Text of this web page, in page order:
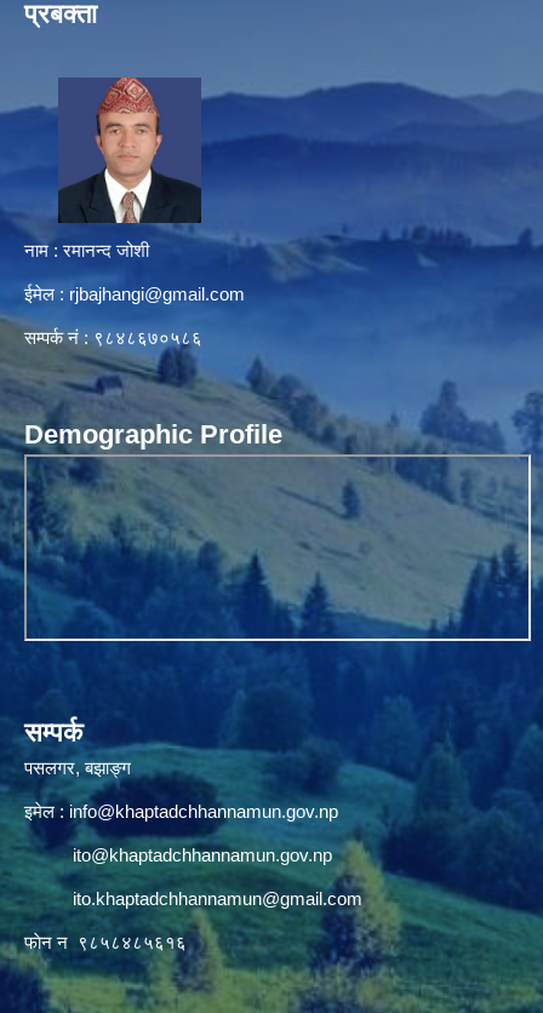
प्रबक्ता
नाम : रमानन्द जोशी
ईमेल : rjbajhangi@gmail.com
सम्पर्क नं : ९८४८६७०५८६
Demographic Profile
सम्पर्क
पसलगर, बझाङ्ग
इमेल : info@khaptadchhannamun.gov.np
ito@khaptadchhannamun.gov.np
ito.khaptadchhannamun@gmail.com
फाेन न‌‍‍ ९८५८४८५६१६